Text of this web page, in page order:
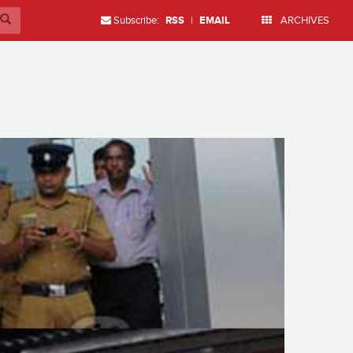
Subscribe: RSS | EMAIL ARCHIVES